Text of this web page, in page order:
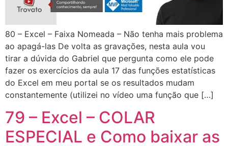
80 – Excel – Faixa Nomeada – Não tenha mais problema
ao apagá-las De volta as gravações, nesta aula vou
tirar a dúvida do Gabriel que pergunta como ele pode
fazer os exercícios da aula 17 das funções estatísticas
do Excel em meu portal se os resultados mudam
constantemente (utilizei no vídeo uma função que […]
79 – Excel – COLAR
ESPECIAL e Como baixar as